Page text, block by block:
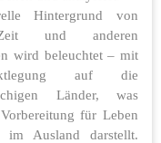
Hintergrund von
und anderen
wird beleuchtet – mit
auf die
Länder, was
für Leben
im Ausland darstellt.